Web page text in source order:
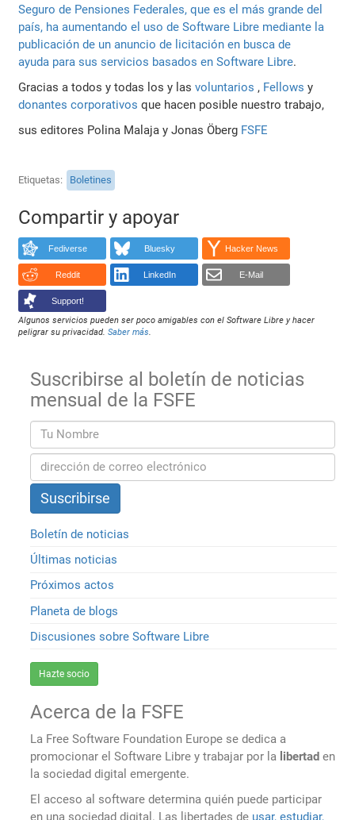
Seguro de Pensiones Federales, que es el más grande del
país, ha aumentando el uso de Software Libre mediante la
publicación de un anuncio de licitación en busca de
ayuda para sus servicios basados en Software Libre.
Gracias a todos y todas los y lasvoluntarios , Fellows y
donantes corporativos que hacen posible nuestro trabajo,
sus editores Polina Malaja y Jonas Öberg FSFE
Etiquetas Boletines
Compartir y apoyar
Fediverse Bluesky Hacker News
Reddit LinkedIn E-Mail
Support!
Algunos servicios pueden ser poco amigables con el Software Libre y hacer
peligrar su privacidad.Saber más.
Suscribirse al boletín de noticias
mensual de la FSFE
Boletín de noticias
Últimas noticias
Próximos actos
Planeta de blogs
Discusiones sobre Software Libre
Hazte socio
Acerca de la FSFE
La Free Software Foundation Europe se dedica a
promocionar el Software Libre y trabajar por la libertad en
la sociedad digital emergente.
El acceso al software determina quién puede participar
en una sociedad digital. Las libertades de usar, estudiar,